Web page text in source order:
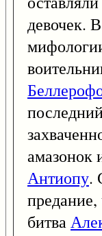
девочек.
амазонок
Антиопу.
предание,
битва